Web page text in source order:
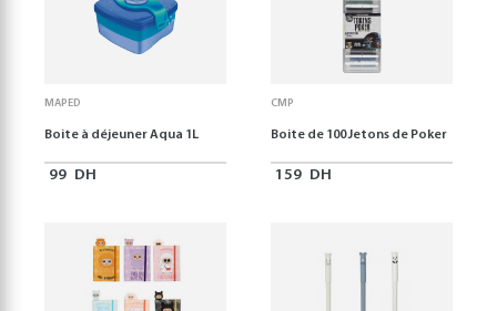
MAPED
Boite à déjeuner Aqua 1L
99 DH
CMP
Boite de 100 Jetons de Poker
159 DH